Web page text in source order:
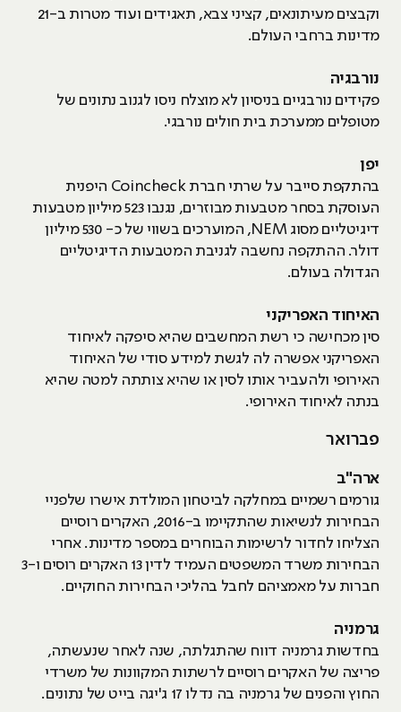
וקבצים מעיתונאים, קציני צבא, תאגידים ועוד מטרות ב-21
מדינות ברחבי העולם.
נורבגיה
פקידים נורבגיים בניסיון לא מוצלח ניסו לגנוב נתונים של
מטופלים ממערכת בית חולים נורבגי.
יפן
בהתקפת סייבר על שרתי חברת Coincheck היפנית
העוסקת בסחר מטבעות מבוזרים, נגנבו 523 מיליון מטבעות
דיגיטליים מסוג NEM, המוערכים בשווי של כ- 530 מיליון
דולר. ההתקפה נחשבה לגניבת המטבעות הדיגיטליים
הגדולה בעולם.
האיחוד האפריקני
סין מכחישה כי רשת המחשבים שהיא סיפקה לאיחוד
האפריקני אפשרה לה לגשת למידע סודי של האיחוד
האירופי ולהעביר אותו לסין או שהיא צותתה למטה שהיא
בנתה לאיחוד האירופי.
פברואר
ארה"ב
גורמים רשמיים במחלקה לביטחון המולדת אישרו שלפניי
הבחירות לנשיאות שהתקיימו ב-2016, האקרים רוסיים
הצליחו לחדור לרשימות הבוחרים במספר מדינות. אחרי
הבחירות משרד המשפטים העמיד לדין 13 האקרים רוסים ו-3
חברות על מאמציהם לחבל בהליכי הבחירות החוקיים.
גרמניה
בחדשות גרמניה דווח שהתגלתה, שנה לאחר שנעשתה,
פריצה של האקרים רוסיים לרשתות המקוונות של משרדי
החוץ והפנים של גרמניה בה נדלו 17 ג'יגה בייט של נתונים.